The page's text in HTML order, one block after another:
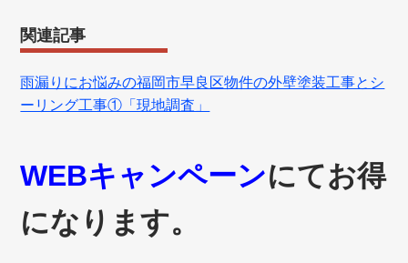
関連記事
雨漏りにお悩みの福岡市早良区物件の外壁塗装工事とシ
ーリング工事①「現地調査」
WEBキャンペーンにてお得
になります。